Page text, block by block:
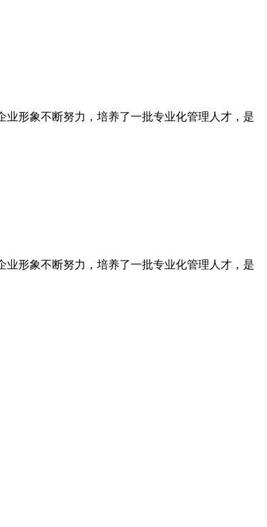
形象不断努力，培养了一批专业化管理人才，是
形象不断努力，培养了一批专业化管理人才，是